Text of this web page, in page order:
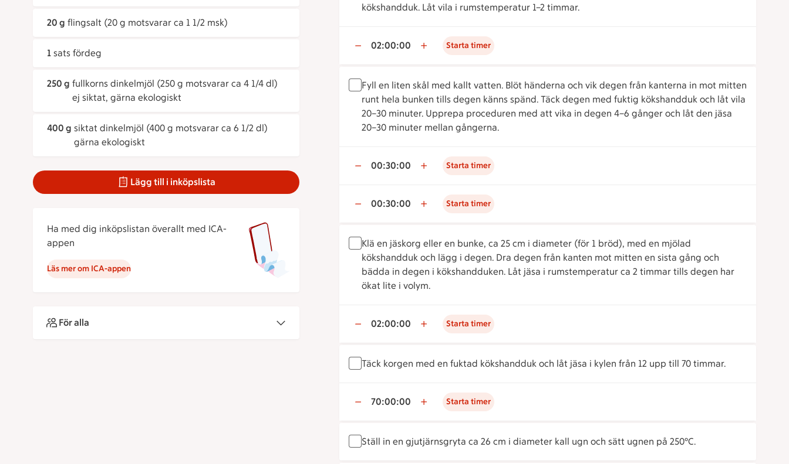
20 g flingsalt (20 g motsvarar ca 1 1/2 msk)
1 sats fördeg
250 g fullkorns dinkelmjöl (250 g motsvarar ca 4 1/4 dl)
ej siktat, gärna ekologiskt
400 g siktat dinkelmjöl (400 g motsvarar ca 6 1/2 dl)
gärna ekologiskt
Lägg till i inköpslista
Ha med dig inköpslistan överallt med ICA-
appen
Läs mer om ICA-appen
För alla
kökshandduk. Låt vila i rumstemperatur 1–2 timmar.
02:00:00 Starta timer
Fyll en liten skål med kallt vatten. Blöt händerna och vik degen från kanterna in mot mitten
runt hela bunken tills degen känns spänd. Täck degen med fuktig kökshandduk och låt vila
20–30 minuter. Upprepa proceduren med att vika in degen 4–6 gånger och låt den jäsa
20–30 minuter mellan gångerna.
00:30:00 Starta timer
00:30:00 Starta timer
Klä en jäskorg eller en bunke, ca 25 cm i diameter (för 1 bröd), med en mjölad
kökshandduk och lägg i degen. Dra degen från kanten mot mitten en sista gång och
bädda in degen i kökshandduken. Låt jäsa i rumstemperatur ca 2 timmar tills degen har
ökat lite i volym.
02:00:00 Starta timer
Täck korgen med en fuktad kökshandduk och låt jäsa i kylen från 12 upp till 70 timmar.
70:00:00 Starta timer
Ställ in en gjutjärnsgryta ca 26 cm i diameter kall ugn och sätt ugnen på 250°C.